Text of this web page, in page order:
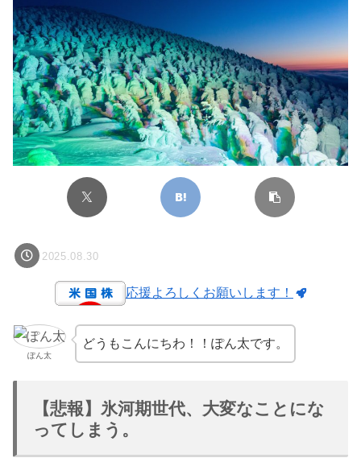
2025.08.30
応援よろしくお願いします！
ぽん太
どうもこんにちわ！！ぽん太です。
【悲報】氷河期世代、大変なことにな
ってしまう。